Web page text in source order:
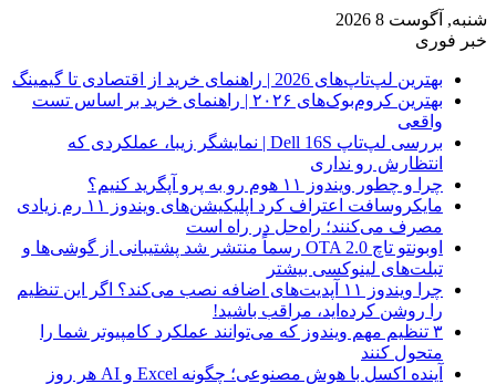
شنبه, آگوست 8 2026
خبر فوری
بهترین لپ‌تاپ‌های 2026 | راهنمای خرید از اقتصادی تا گیمینگ
بهترین کروم‌بوک‌های ۲۰۲۶ | راهنمای خرید بر اساس تست
واقعی
بررسی لپ‌تاپ Dell 16S | نمایشگر زیبا، عملکردی که
انتظارش رو نداری
چرا و چطور ویندوز ۱۱ هوم رو به پرو آپگرید کنیم؟
مایکروسافت اعتراف کرد اپلیکیشن‌های ویندوز ۱۱ رم زیادی
مصرف می‌کنند؛ راه‌حل در راه است
اوبونتو تاچ OTA 2.0 رسماً منتشر شد پشتیبانی از گوشی‌ها و
تبلت‌های لینوکسی بیشتر
چرا ویندوز ۱۱ آپدیت‌های اضافه نصب می‌کند؟ اگر این تنظیم
را روشن کرده‌اید، مراقب باشید!
۳ تنظیم مهم ویندوز که می‌توانند عملکرد کامپیوتر شما را
متحول کنند
آینده اکسل با هوش مصنوعی؛ چگونه Excel و AI هر روز